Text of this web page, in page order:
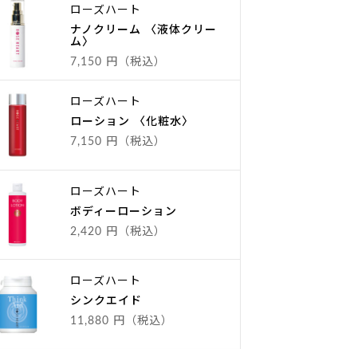
ローズハート
ナノクリーム 〈液体クリー
ム〉
7,150 円（税込）
ローズハート
ローション 〈化粧水〉
7,150 円（税込）
ローズハート
ボディーローション
2,420 円（税込）
ローズハート
シンクエイド
11,880 円（税込）